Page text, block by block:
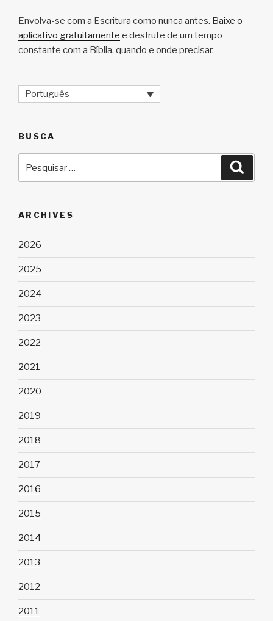
Envolva-se com a Escritura como nunca antes. Baixe o
aplicativo gratuitamente e desfrute de um tempo
constante com a Bíblia, quando e onde precisar.
Português
BUSCA
ARCHIVES
2026
2025
2024
2023
2022
2021
2020
2019
2018
2017
2016
2015
2014
2013
2012
2011